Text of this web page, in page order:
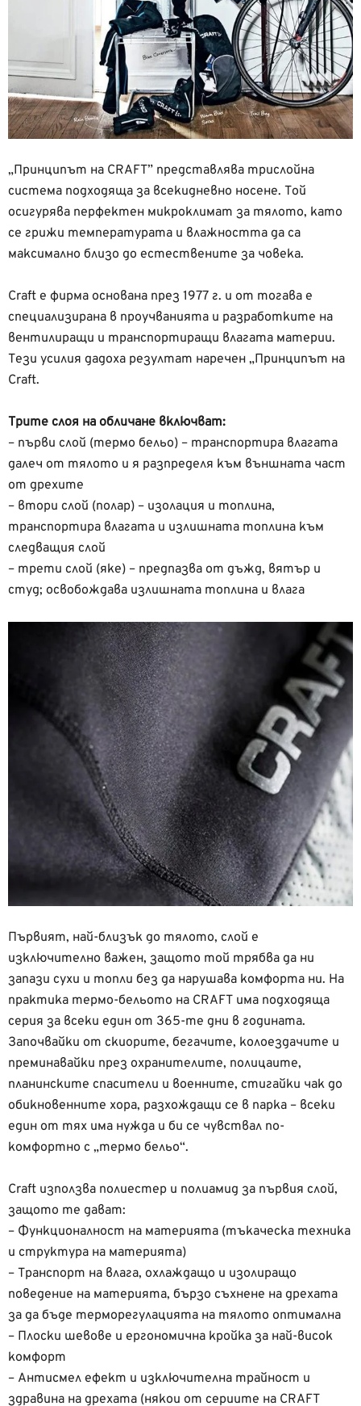
„Принципът на CRAFT” представлява трислойна
система подходяща за всекидневно носене. Той
осигурява перфектен микроклимат за тялото, като
се грижи температурата и влажността да са
максимално близо до естествените за човека.
Craft е фирма основана през 1977 г. и от тогава е
специализирана в проучванията и разработките на
вентилиращи и транспортиращи влагата материи.
Тези усилия дадоха резултат наречен „Принципът на
Craft.
Трите слоя на обличане включват:
– първи слой (термо бельо) – транспортира влагата
далеч от тялото и я разпределя към външната част
от дрехите
– втори слой (полар) – изолация и топлина,
транспортира влагата и излишната топлина към
следващия слой
– трети слой (яке) – предпазва от дъжд, вятър и
студ; освобождава излишната топлина и влага
Първият, най-близък до тялото, слой е
изключително важен, защото той трябва да ни
запази сухи и топли без да нарушава комфорта ни. На
практика термо-бельото на CRAFT има подходяща
серия за всеки един от 365-те дни в годината.
Започвайки от скиорите, бегачите, колоездачите и
преминавайки през охранителите, полицаите,
планинските спасители и военните, стигайки чак до
обикновенните хора, разхождащи се в парка – всеки
един от тях има нужда и би се чувствал по-
комфортно с „термо бельо“.
Craft използва полиестер и полиамид за първия слой,
защото те дават:
– Функционалност на материята (тъкаческа техника
и структура на материята)
– Транспорт на влага, охлаждащо и изолиращо
поведение на материята, бързо съхнене на дрехата
за да бъде терморегулацията на тялото оптимална
– Плоски шевове и ергономична кройка за най-висок
комфорт
– Антисмел ефект и изключителна трайност и
здравина на дрехата (някои от сериите на CRAFT